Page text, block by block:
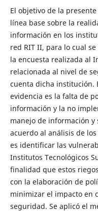
El objetivo de la
línea base sobre la
información en los
red RIT II, para lo cual
la encuesta realizada al
relacionada al nivel de
cuenta dicha institución.
evidencia es la falta de
información y la no
manejo de información
acuerdo al análisis de
es identificar las
Institutos Tecnológicos
finalidad que estos
con la elaboración de
minimizar el impacto en
seguridad. Se aplicó el